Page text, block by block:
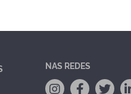
NAS REDES